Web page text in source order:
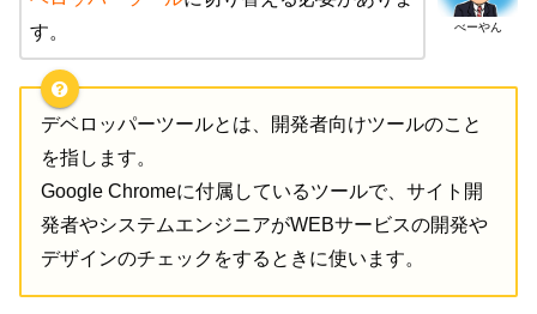
べーやん
す。
デベロッパーツールとは、開発者向けツールのこと
を指します。
Google Chromeに付属しているツールで、サイト開
発者やシステムエンジニアがWEBサービスの開発や
デザインのチェックをするときに使います。